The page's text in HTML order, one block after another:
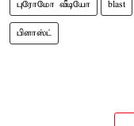
புரோமோ வீடியோ blast
பிளாஸ்ட்